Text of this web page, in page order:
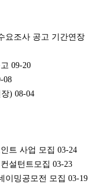
요조사 공고 기간연장
09-20
08
) 08-04
트 사업 모집 03-24
설턴트모집 03-23
이밍공모전 모집 03-19